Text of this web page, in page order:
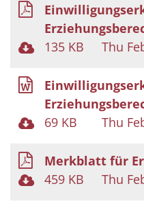
135 KB
Thu
69 KB
Thu
Merkblatt für
459 KB
Thu